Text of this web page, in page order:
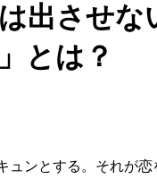
出させ
とは？
ンとする。それが